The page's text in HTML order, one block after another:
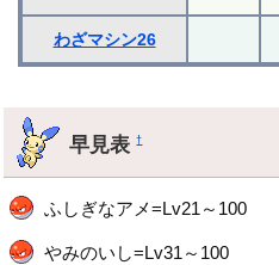
わざマシン26
早見表†
ふしぎなアメ=Lv21～100
やみのいし=Lv31～100